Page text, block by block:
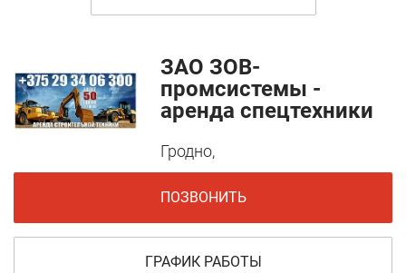
ЗАО ЗОВ-
промсистемы -
аренда спецтехники
Гродно,
ПОЗВОНИТЬ
ГРАФИК РАБОТЫ